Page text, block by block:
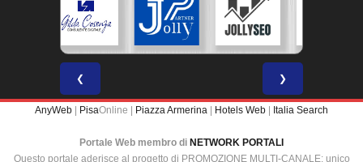
❮ ❯
AnyWeb | PisaOnline | Piazza Armerina | Hotels Web | Italia Search
Portale Web membro di NETWORK PORTALI
Questo portale aderisce al progetto di PROMOZIONE MULTI-CANALE: unico